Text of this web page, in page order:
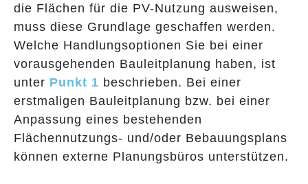
die Flächen für die PV-Nutzung ausweisen,
muss diese Grundlage geschaffen werden.
Welche Handlungsoptionen Sie bei einer
vorausgehenden Bauleitplanung haben, ist
unter Punkt 1 beschrieben. Bei einer
erstmaligen Bauleitplanung bzw. bei einer
Anpassung eines bestehenden
Flächennutzungs- und/oder Bebauungsplans
können externe Planungsbüros unterstützen.